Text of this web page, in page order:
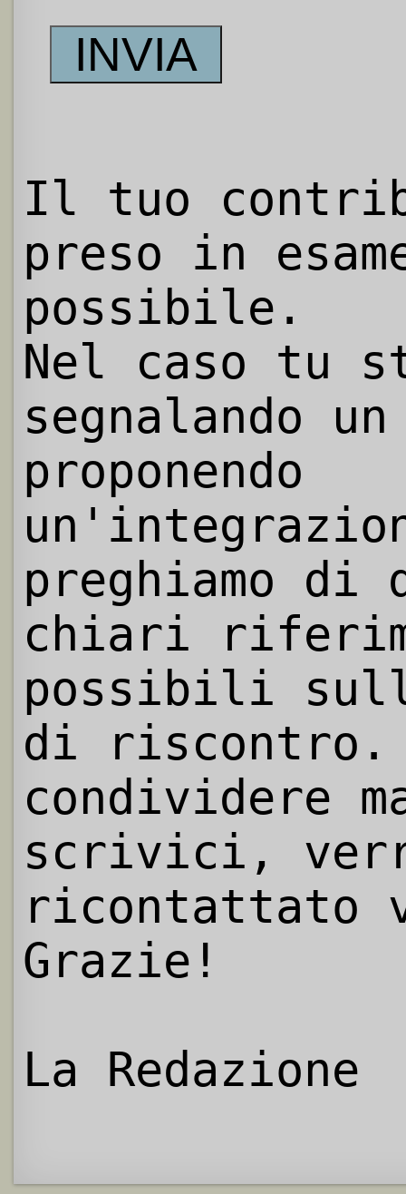
Il tuo
preso in
possibile.
Nel caso tu
segnalando
proponendo
preghiamo
chiari
possibili
di riscontro.
condividere
scrivici,
ricontattato
Grazie!
La Redazione